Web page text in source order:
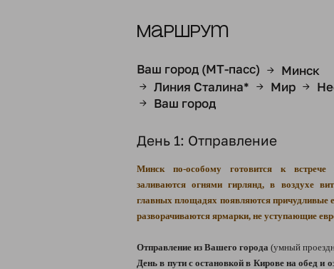
Маршрут
Ваш город (МТ-пасс) → Минск
→ Линия Сталина* → Мир →
→ Ваш город
День 1: Отправление
Минск по-особому готовится к встрече
заливаются огнями гирлянд, в воздухе
главных площадях появляются причудливые
разворачиваются ярмарки, не уступающие
Отправление из Вашего города (умный
День в пути с остановкой в Кирове на обед и